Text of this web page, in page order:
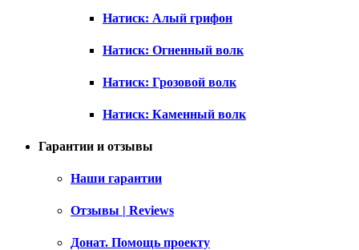
Натиск: Алый грифон
Натиск: Огненный волк
Натиск: Грозовой волк
Натиск: Каменный волк
Гарантии и отзывы
Наши гарантии
Отзывы | Reviews
Донат. Помощь проекту